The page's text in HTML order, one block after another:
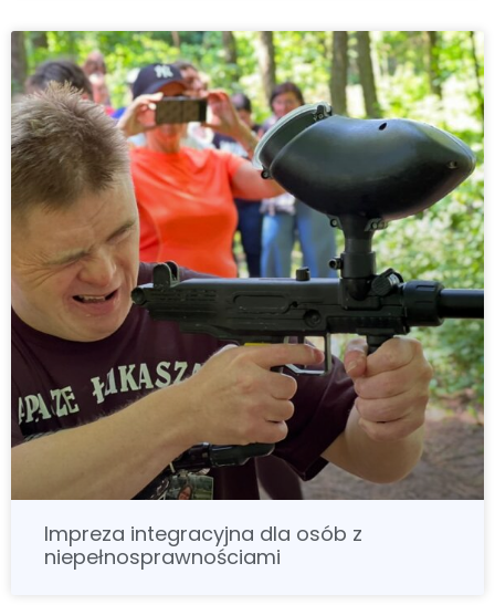
Impreza integracyjna dla osób z
niepełnosprawnościami